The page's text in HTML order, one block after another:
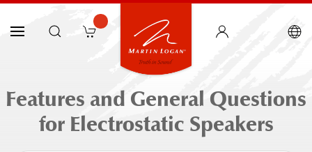
Features and General Questions
for Electrostatic Speakers